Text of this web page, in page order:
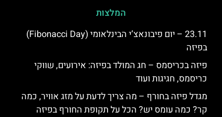
המלצות
23.11 – יום פיבונאצ’י הבינלאומי (Fibonacci Day)
בפיזה
פיזה בכריסמס – חג המולד בפיזה: אירועים, שווקי
כריסמס, חגיגות ועוד
מגדל פיזה בחורף – מה צריך לדעת על מזג אוויר, כמה
קר? כמה עומס יש? הכל על תקופת החורף בפיזה